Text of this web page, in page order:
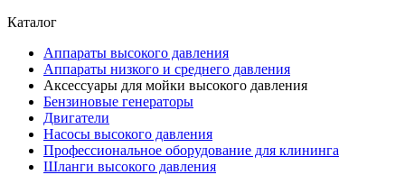
Каталог
Аппараты высокого давления
Аппараты низкого и среднего давления
Аксессуары для мойки высокого давления
Бензиновые генераторы
Двигатели
Насосы высокого давления
Профессиональное оборудование для клининга
Шланги высокого давления